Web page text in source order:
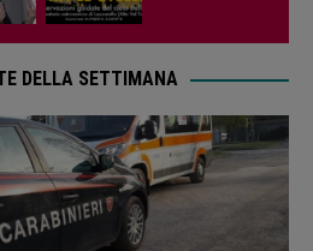
DELLA SETTIMANA